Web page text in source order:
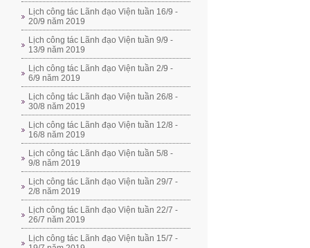
Lịch công tác Lãnh đạo Viện tuần 16/9 -
20/9 năm 2019
Lịch công tác Lãnh đạo Viện tuần 9/9 -
13/9 năm 2019
Lịch công tác Lãnh đạo Viện tuần 2/9 -
6/9 năm 2019
Lịch công tác Lãnh đạo Viện tuần 26/8 -
30/8 năm 2019
Lịch công tác Lãnh đạo Viện tuần 12/8 -
16/8 năm 2019
Lịch công tác Lãnh đạo Viện tuần 5/8 -
9/8 năm 2019
Lịch công tác Lãnh đạo Viện tuần 29/7 -
2/8 năm 2019
Lịch công tác Lãnh đạo Viện tuần 22/7 -
26/7 năm 2019
Lịch công tác Lãnh đạo Viện tuần 15/7 -